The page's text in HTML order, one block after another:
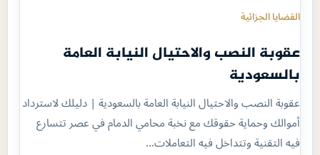
القضايا الجزائية
عقوبة النصب والاحتيال النيابة العامة
بالسعودية
عقوبة النصب والاحتيال النيابة العامة بالسعودية | دليلك لاسترداد
أموالك وحماية حقوقك مع نخبة محامي الدمام في عصر تتسارع
فيه التقنية وتتداخل فيه التعاملات…